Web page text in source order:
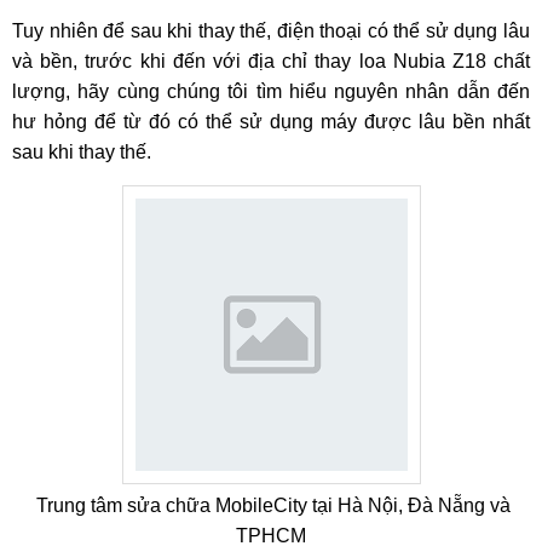
Tuy nhiên để sau khi thay thế, điện thoại có thể sử dụng lâu
và bền, trước khi đến với địa chỉ thay loa Nubia Z18 chất
lượng, hãy cùng chúng tôi tìm hiểu nguyên nhân dẫn đến
hư hỏng để từ đó có thể sử dụng máy được lâu bền nhất
sau khi thay thế.
Trung tâm sửa chữa MobileCity tại Hà Nội, Đà Nẵng và
TPHCM